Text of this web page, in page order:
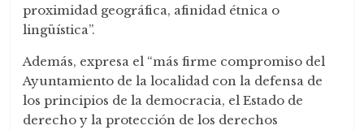
proximidad geográfica, afinidad étnica o
lingüística”.
Además, expresa el “más firme compromiso del
Ayuntamiento de la localidad con la defensa de
los principios de la democracia, el Estado de
derecho y la protección de los derechos